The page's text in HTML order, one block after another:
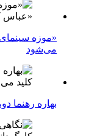
«موزه
می‌شود
بهاره رهنما